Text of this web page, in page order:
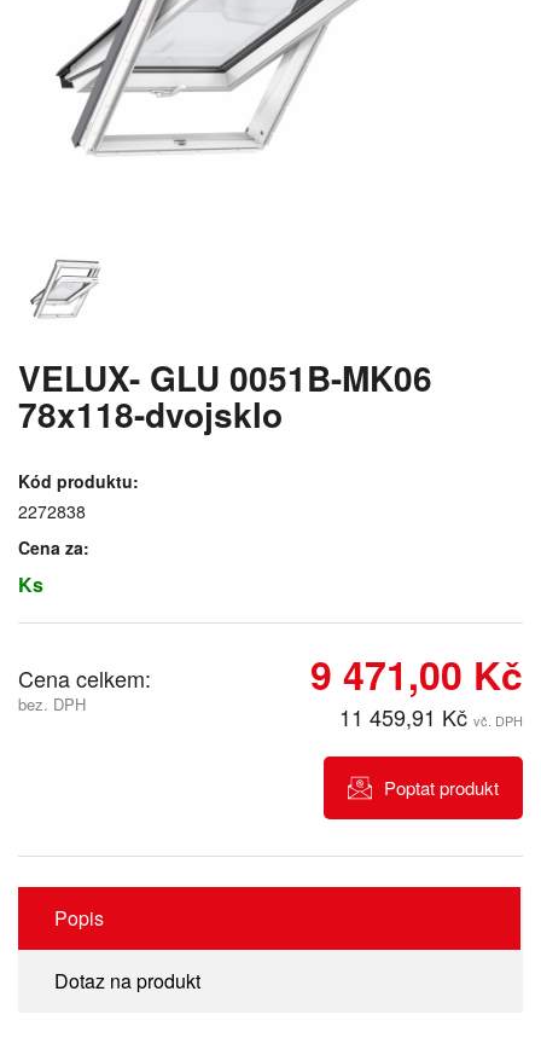
VELUX- GLU 0051B-MK06
78x118-dvojsklo
Kód produktu:
2272838
Cena za:
Ks
Cena celkem:
bez. DPH
9 471,00 Kč
11 459,91 Kč vč. DPH
Poptat produkt
Popis
Dotaz na produkt